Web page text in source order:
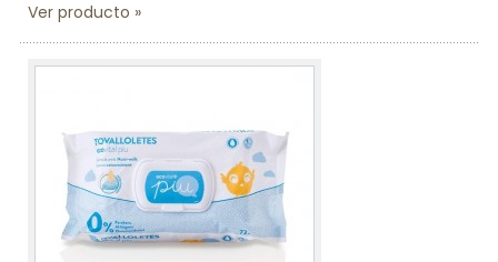
Ver producto